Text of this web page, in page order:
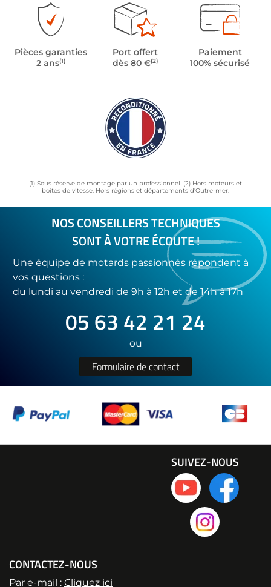
Pièces garanties
2 ans(1)
Port offert
dès 80 €(2)
Paiement
100% sécurisé
(1) Sous réserve de montage par un professionnel. (2) Hors moteurs et
boîtes de vitesse. Hors régions et départements d’Outre-mer.
NOS CONSEILLERS TECHNIQUES
SONT À VOTRE ÉCOUTE !
Une équipe de motards passionnés répondent à
vos questions :
du lundi au vendredi de 9h à 12h et de 14h à 17h
05 63 42 21 24
ou
Formulaire de contact
CONTACTEZ-NOUS
Par e-mail : Cliquez ici
SUIVEZ-NOUS